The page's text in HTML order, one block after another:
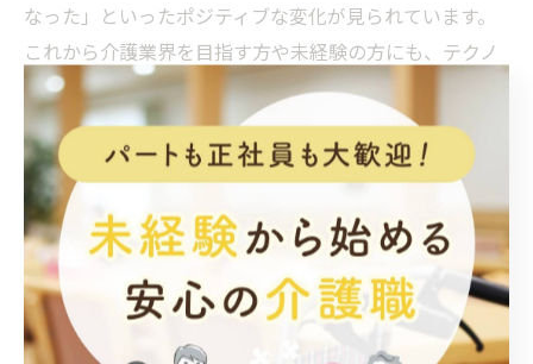
なった」といったポジティブな変化が見られています。
これから介護業界を目指す方や未経験の方にも、テクノ
ロジー活用による新しい働き方が広がっています。
介護現場の安全向上に役立つ最新技術
介護現場における安全確保は、利用者とスタッフ双方に
とって最優先事項です。最近では、転倒検知や徘徊防
止、バイタルサインの遠隔モニタリングなど、最新技術
を活用したロボットやシステムが導入されています。こ
れにより、事故リスクの低減や迅速な対応が可能とな